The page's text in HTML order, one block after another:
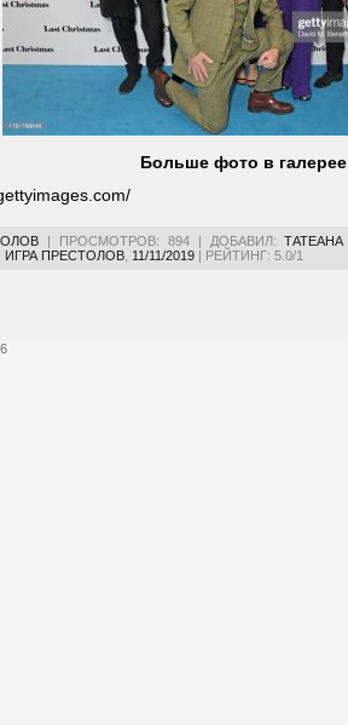
Больше фото в галерее
| ПРОСМОТРОВ: 894| ДОБАВИЛ: ТАТЕАНА
ИГРА ПРЕСТОЛОВ 11/11/2019 | РЕЙТИНГ: 5.0/1